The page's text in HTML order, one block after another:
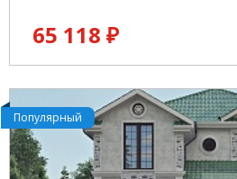
65 118 ₽
Популярный